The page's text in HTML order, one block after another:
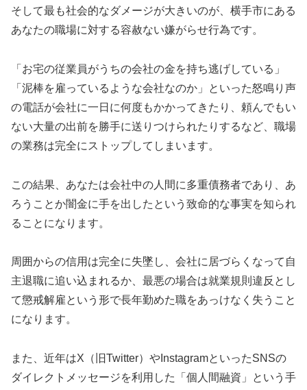
そして最も社会的なダメージが大きいのが、横手市にある
あなたの職場に対する容赦ない嫌がらせ行為です。
「お宅の従業員がうちの会社の金を持ち逃げしている」
「泥棒を雇っているような会社なのか」といった怒鳴り声
の電話が会社に一日に何度もかかってきたり、頼んでもい
ない大量の出前を勝手に送りつけられたりするなど、職場
の業務は完全にストップしてしまいます。
この結果、あなたは会社中の人間に多重債務者であり、あ
ろうことか闇金に手を出したという致命的な事実を知られ
ることになります。
周囲からの信用は完全に失墜し、会社に居づらくなって自
主退職に追い込まれるか、最悪の場合は就業規則違反とし
て懲戒解雇という形で長年勤めた職をあっけなく失うこと
になります。
また、近年はX（旧Twitter）やInstagramといったSNSの
ダイレクトメッセージを利用した「個人間融資」という手